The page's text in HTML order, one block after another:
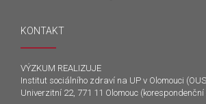
KONTAKT
VÝZKUM REALIZUJE
Institut sociálního zdraví na UP v Olomouci
Univerzitní 22, 771 11 Olomouc